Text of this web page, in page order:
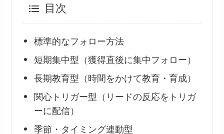
目次
標準的なフォロー方法
短期集中型（獲得直後に集中フォロー）
長期教育型（時間をかけて教育・育成）
関心トリガー型（リードの反応をトリガ
ーに配信）
季節・タイミング連動型